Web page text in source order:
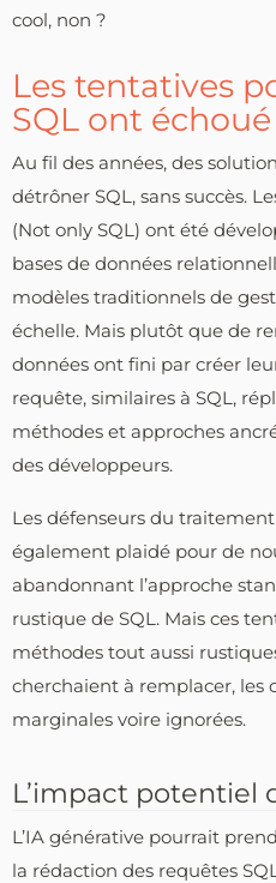
cool, non ?
Les tentatives
SQL ont échoué
Au fil des années, des
détrôner SQL, sans succès.
(Not only SQL) ont été
bases de données
modèles traditionnels de
échelle. Mais plutôt que de
données ont fini par créer
requête, similaires à SQL,
méthodes et approches
des développeurs.
Les défenseurs du
également plaidé pour de
abandonnant l’approche
rustique de SQL. Mais ces
méthodes tout aussi
cherchaient à remplacer, les
marginales voire ignorées.
L’impact potentiel
L’IA générative pourrait
la rédaction des requêtes